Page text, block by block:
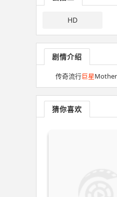
HD
剧情介绍
传奇流行巨星Mother
猜你喜欢